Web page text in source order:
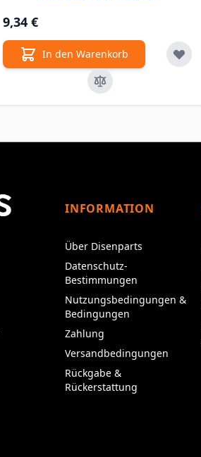
9,34 €
In den Warenkorb
INFORMATION
Über Disenparts
Datenschutz-
Bestimmungen
Nutzungsbedingungen &
Bedingungen
Zahlung
Versandbedingungen
Rückgabe &
Rückerstattung